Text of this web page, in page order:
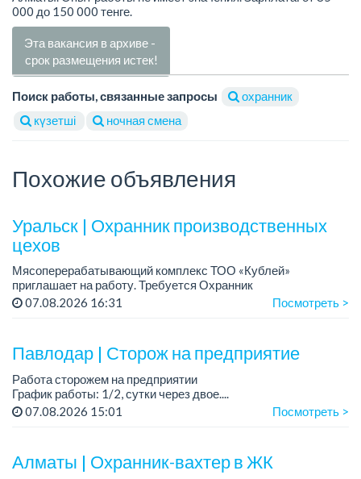
000 до 150 000 тенге.
Эта вакансия в архиве -
срок размещения истек!
Поиск работы, связанные запросы
охранник
күзетші
ночная смена
Похожие объявления
Уральск | Охранник производственных
цехов
Мясоперерабатывающий комплекс ТОО «Кублей»
приглашает на работу. Требуется Охранник
производственных цехов....
07.08.2026 16:31 Посмотреть >
Павлодар | Сторож на предприятие
Работа сторожем на предприятии
График работы: 1/2, сутки через двое....
07.08.2026 15:01
Посмотреть >
Алматы | Охранник-вахтер в ЖК